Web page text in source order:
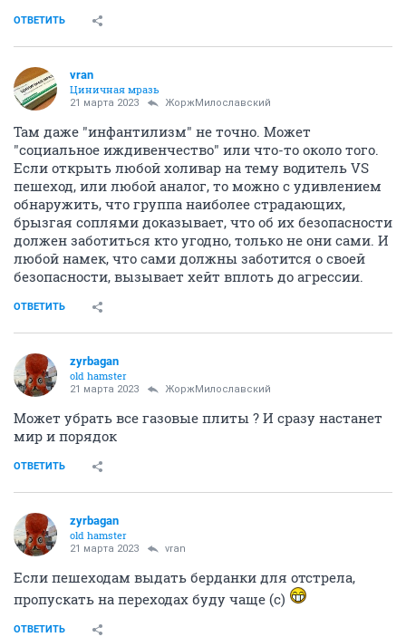
ОТВЕТИТЬ
vran
Циничная мразь
21 марта 2023 ЖоржМилославский
Там даже "инфантилизм" не точно. Может
"социальное иждивенчество" или что-то около того.
Если открыть любой холивар на тему водитель VS
пешеход, или любой аналог, то можно с удивлением
обнаружить, что группа наиболее страдающих,
брызгая соплями доказывает, что об их безопасности
должен заботиться кто угодно, только не они сами. И
любой намек, что сами должны заботится о своей
безопасности, вызывает хейт вплоть до агрессии.
ОТВЕТИТЬ
zyrbagan
old hamster
21 марта 2023 ЖоржМилославский
Может убрать все газовые плиты ? И сразу настанет
мир и порядок
ОТВЕТИТЬ
zyrbagan
old hamster
21 марта 2023 vran
Если пешеходам выдать берданки для отстрела,
пропускать на переходах буду чаще (с)
ОТВЕТИТЬ